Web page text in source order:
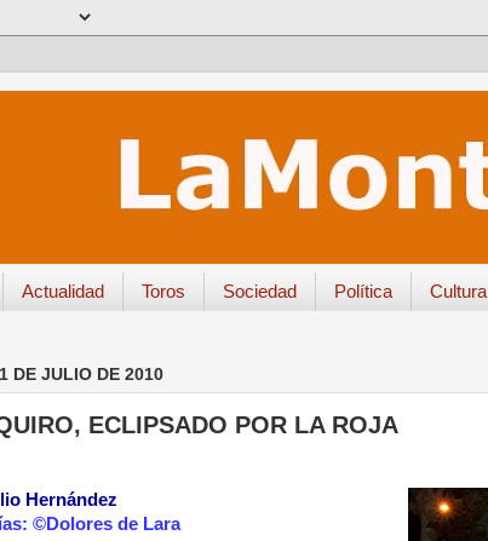
Actualidad Toros Sociedad Política Cultura
DE JULIO DE 2010
ECLIPSADO POR LA ROJA
Hernández
©Dolores de Lara